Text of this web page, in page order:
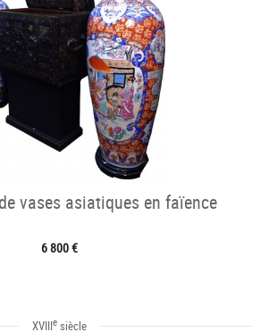
vases asiatiques en faïence
6 800 €
XVIIIe siècle